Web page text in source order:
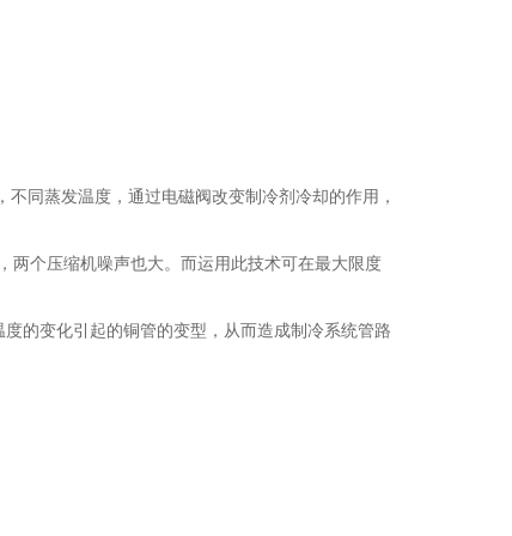
同蒸发温度，通过电磁阀改变制冷剂冷却的作用，
两个压缩机噪声也大。而运用此技术可在最大限度
的变化引起的铜管的变型，从而造成制冷系统管路